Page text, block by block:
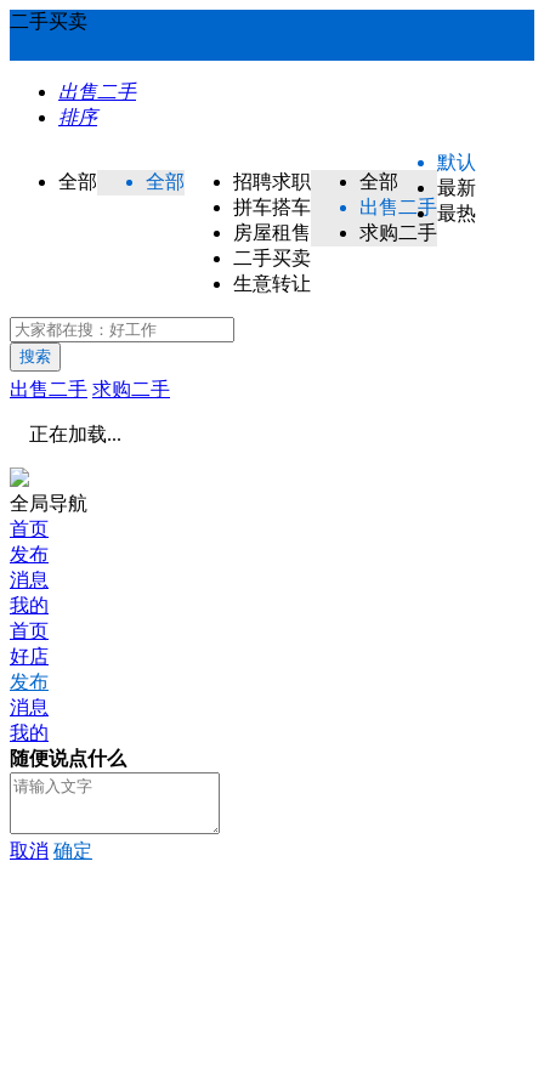
二手买卖
出售二手
排序
全部 全部
招聘求职
拼车搭车
房屋租售
二手买卖
生意转让
全部
出售二手
求购二手
默认
最新
最热
搜索
出售二手 求购二手
正在加载...
全局导航
首页
发布
消息
我的
首页
好店
发布
消息
我的
随便说点什么
取消 确定